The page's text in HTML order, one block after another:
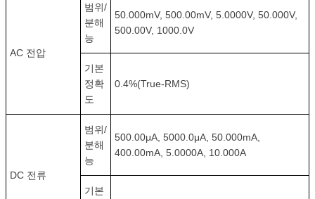
AC 전압
범위/
분해
능
50.000mV, 500.00mV, 5.0000V, 50.000V,
500.00V, 1000.0V
기본
정확
도
0.4%(True-RMS)
DC 전류
범위/
분해
능
500.00μA, 5000.0μA, 50.000mA,
400.00mA, 5.0000A, 10.000A
기본